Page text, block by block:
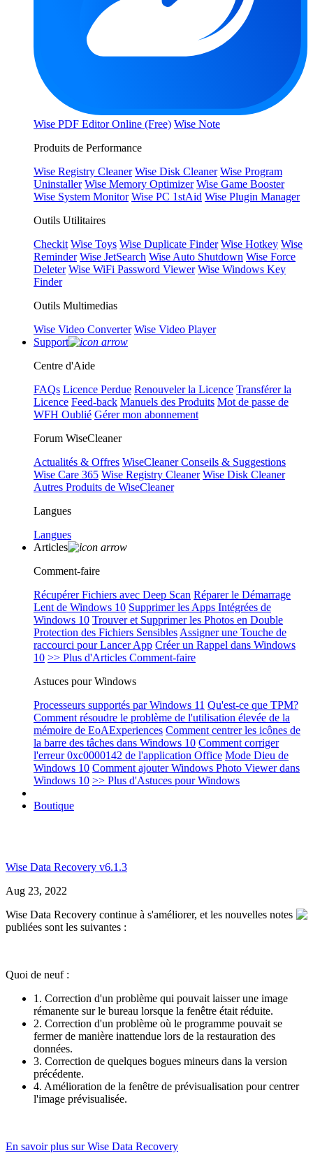
Wise PDF Editor Online (Free) Wise Note
Produits de Performance
Wise Registry Cleaner Wise Disk Cleaner Wise Program
Uninstaller Wise Memory Optimizer Wise Game Booster
Wise System Monitor Wise PC 1stAid Wise Plugin Manager
Outils Utilitaires
Checkit Wise Toys Wise Duplicate Finder Wise Hotkey Wise
Reminder Wise JetSearch Wise Auto Shutdown Wise Force
Deleter Wise WiFi Password Viewer Wise Windows Key
Finder
Outils Multimedias
Wise Video Converter Wise Video Player
Support
Centre d'Aide
FAQs Licence Perdue Renouveler la Licence Transférer la
Licence Feed-back Manuels des Produits Mot de passe de
WFH Oublié Gérer mon abonnement
Forum WiseCleaner
Actualités & Offres WiseCleaner Conseils & Suggestions
Wise Care 365 Wise Registry Cleaner Wise Disk Cleaner
Autres Produits de WiseCleaner
Langues
Langues
Articles
Comment-faire
Récupérer Fichiers avec Deep Scan Réparer le Démarrage
Lent de Windows 10 Supprimer les Apps Intégrées de
Windows 10 Trouver et Supprimer les Photos en Double
Protection des Fichiers Sensibles Assigner une Touche de
raccourci pour Lancer App Créer un Rappel dans Windows
10 >> Plus d'Articles Comment-faire
Astuces pour Windows
Processeurs supportés par Windows 11 Qu'est-ce que TPM?
Comment résoudre le problème de l'utilisation élevée de la
mémoire de EoAExperiences Comment centrer les icônes de
la barre des tâches dans Windows 10 Comment corriger
l'erreur 0xc0000142 de l'application Office Mode Dieu de
Windows 10 Comment ajouter Windows Photo Viewer dans
Windows 10 >> Plus d'Astuces pour Windows
Boutique
Wise Data Recovery v6.1.3
Aug 23, 2022
Wise Data Recovery continue à s'améliorer, et les nouvelles notes
publiées sont les suivantes :
Quoi de neuf :
1. Correction d'un problème qui pouvait laisser une image
rémanente sur le bureau lorsque la fenêtre était réduite.
2. Correction d'un problème où le programme pouvait se
fermer de manière inattendue lors de la restauration des
données.
3. Correction de quelques bogues mineurs dans la version
précédente.
4. Amélioration de la fenêtre de prévisualisation pour centrer
l'image prévisualisée.
En savoir plus sur Wise Data Recovery